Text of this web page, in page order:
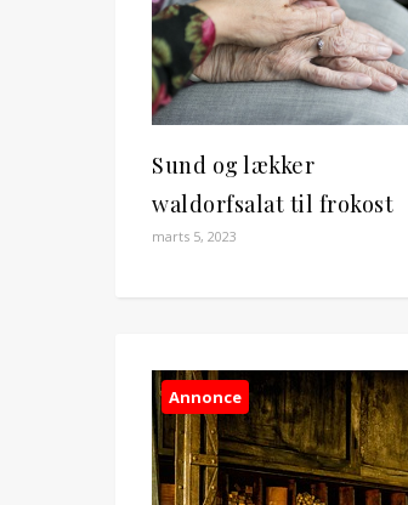
Sund og lækker
waldorfsalat til frokost
marts 5, 2023
Annonce